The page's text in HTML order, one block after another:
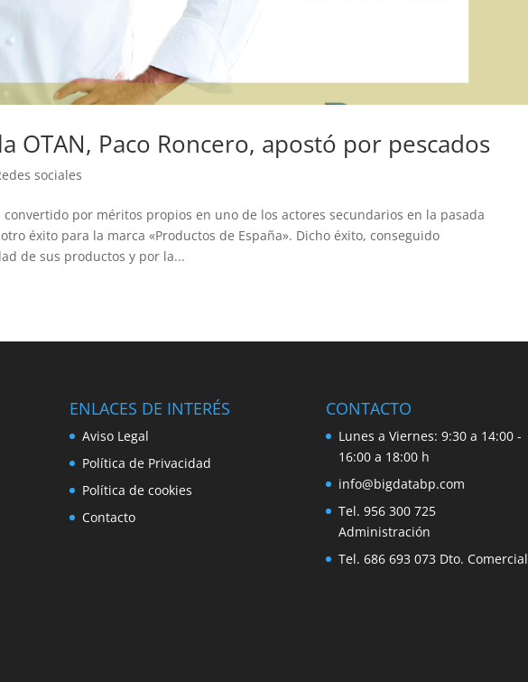
OTAN, Paco Roncero, apostó por pescados
sociales
convertido por méritos propios en uno de los actores secundarios en la pasada
éxito para la marca «Productos de España». Dicho éxito, conseguido
de sus productos y por la...
ENLACES DE INTERÉS
Aviso Legal
Política de Privacidad
Política de cookies
Contacto
CONTACTO
Lunes a Viernes: 9:30 a 14:00 -
16:00 a 18:00 h
info@bigdatabp.com
Tel. 956 300 725
Administración
Tel. 686 693 073 Dto. Comercial